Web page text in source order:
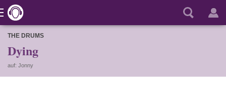
THE DRUMS
Dying
auf: Jonny